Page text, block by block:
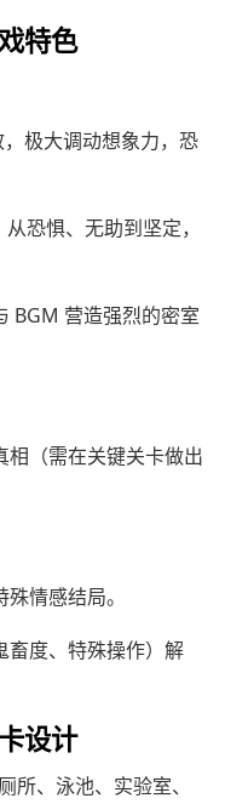
特色
极大调动想象力，恐
恐惧、无助到坚定，
BGM 营造强烈的密室
相（需在关键关卡做出
情感结局。
畜度、特殊操作）解
设计
所、泳池、实验室、